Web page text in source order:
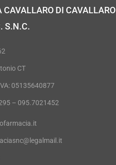
CAVALLARO DI CAVALLARO
S.N.C.
CT
05135640877
– 095.7021452